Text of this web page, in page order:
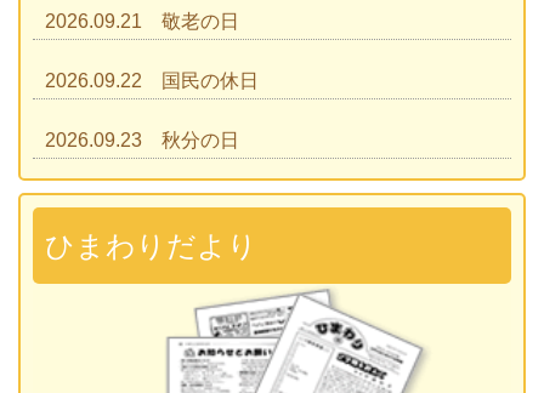
2026.09.21 敬老の日
2026.09.22 国民の休日
2026.09.23 秋分の日
2026.09.28 運動会
準備説明会
ひまわりだより